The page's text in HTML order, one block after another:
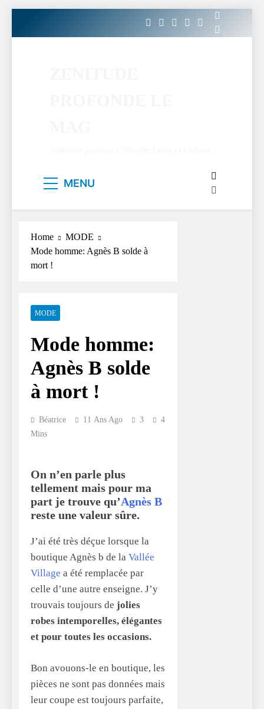
MENU
Home
MODE
Mode homme: Agnès B solde à
mort !
MODE
Mode homme:
Agnès B solde
à mort !
Béatrice 11 Ans Ago 3
4
Mins
On n’en parle plus
tellement mais pour ma
part je trouve qu’Agnès B
reste une valeur sûre.
J’ai été très déçue lorsque la
boutique Agnès b de la Vallée
Village a été remplacée par
celle d’une autre enseigne. J’y
trouvais toujours de jolies
robes intemporelles, élégantes
et pour toutes les occasions.
Bon avouons-le en boutique, les
pièces ne sont pas données mais
leur coupe est toujours parfaite,